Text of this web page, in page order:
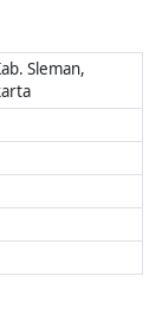
Sleman,